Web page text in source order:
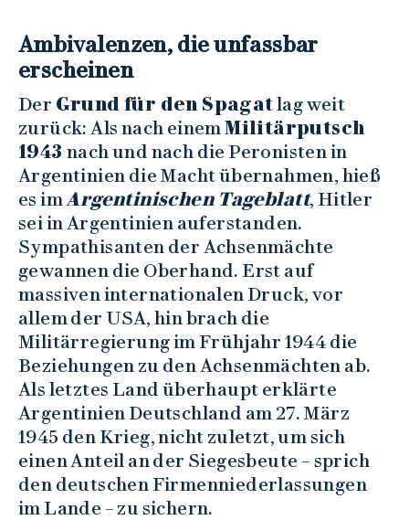
Ambivalenzen, die unfassbar
erscheinen
Der Grund für den Spagatlag weit
zurück: Als nach einemMilitärputsch
1943 nach und nach die Peronisten in
Argentinien die Macht übernahmen, hieß
es imArgentinischen Tageblatt, Hitler
sei in Argentinien auferstanden.
Sympathisanten der Achsenmächte
gewannen die Oberhand. Erst auf
massiven internationalen Druck, vor
allem der USA, hin brach die
Militärregierung im Frühjahr 1944 die
Beziehungen zu den Achsenmächten ab.
Als letztes Land überhaupt erklärte
Argentinien Deutschland am 27. März
1945 den Krieg, nicht zuletzt, um sich
einen Anteil an der Siegesbeute – sprich
den deutschen Firmenniederlassungen
im Lande – zu sichern.